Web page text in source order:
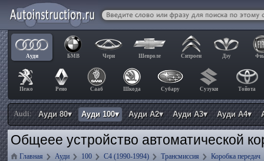
Ауди БМВ Чери Шевроле Ситроен Дэу
Пежо Рено Сааб Шкода Субару Сузуки Тойота
Audi: Ауди 80▾ Ауди 100▾ Ауди А2▾ Ауди А3▾ Ауди А4▾
Общеее устройство автоматической
Главная Ауди 100 C4 (1990-1994) Трансмиссия Коробка передач